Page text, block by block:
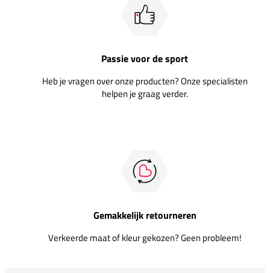
Passie voor de sport
Heb je vragen over onze producten? Onze specialisten
helpen je graag verder.
Gemakkelijk retourneren
Verkeerde maat of kleur gekozen? Geen probleem!